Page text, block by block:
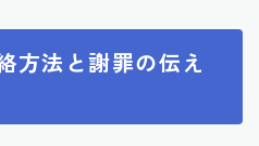
方法と謝罪の伝え